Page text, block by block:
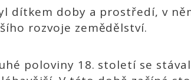
dítkem doby a prostředí, v
rozvoje zemědělství.
poloviny 18. století se